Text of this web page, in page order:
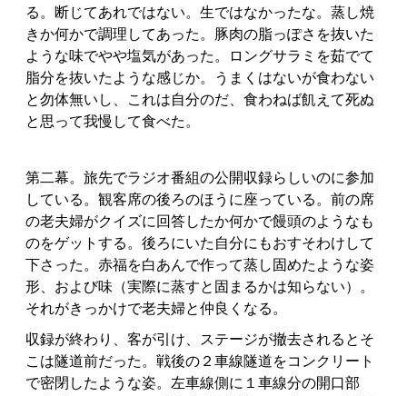
る。断じてあれではない。生ではなかったな。蒸し焼
きか何かで調理してあった。豚肉の脂っぽさを抜いた
ような味でやや塩気があった。ロングサラミを茹でて
脂分を抜いたような感じか。うまくはないが食わない
と勿体無いし、これは自分のだ、食わねば飢えて死ぬ
と思って我慢して食べた。
第二幕。旅先でラジオ番組の公開収録らしいのに参加
している。観客席の後ろのほうに座っている。前の席
の老夫婦がクイズに回答したか何かで饅頭のようなも
のをゲットする。後ろにいた自分にもおすそわけして
下さった。赤福を白あんで作って蒸し固めたような姿
形、および味（実際に蒸すと固まるかは知らない）。
それがきっかけで老夫婦と仲良くなる。
収録が終わり、客が引け、ステージが撤去されるとそ
こは隧道前だった。戦後の２車線隧道をコンクリート
で密閉したような姿。左車線側に１車線分の開口部